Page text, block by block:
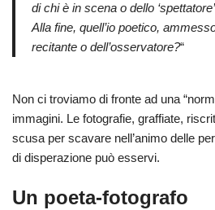
di chi è in scena o dello
Alla fine, quell’io poetico,
recitante o dell’osservatore?“
Non ci troviamo di fronte ad una
immagini. Le fotografie, graffiate,
scusa per scavare nell’animo delle
di disperazione può esservi.
Un poeta-fotografo